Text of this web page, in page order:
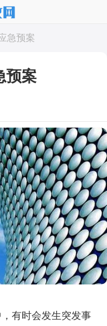
急预案
预案
有时会发生突发事